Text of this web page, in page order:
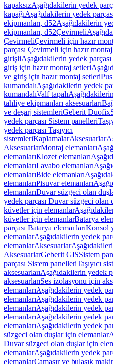
kapaksızAşağıdakilerin yedek
kapağıAşağıdakilerin yedek
ekipmanları, d52Aşağıdakilerin
ekipmanları, d52Çevirmeli
ÇevirmeliÇevirmeli için hazır
parçası Çevirmeli için hazır
girişliAşağıdakilerin yedek
giriş için hazır montaj setleri
ve giriş için hazır montaj setleri
kumandalıAşağıdakilerin yedek
kumandalıValf tapalı
tahliye ekipmanları aksesuarları
ve deşarj sistemleriGeberit Duofix
yedek parçası Sistem panelleri
yedek parçası Taşıyıcı
sistemleriKaplamalarAksesuarlar
AksesuarlarMontaj elemanları
elemanlarıKlozet elemanları
elemanlarıLavabo elemanları
elemanlarıBide elemanları
elemanlarıPisuvar elemanları
elemanlarıDuvar süzgeci olan
yedek parçası Duvar süzgeci olan
küvetler için elemanlar
küvetler için elemanlarBatarya
parçası Batarya elemanlarıKonsol
elemanlarAşağıdakilerin yedek
elemanlarAksesuarlar
AksesuarlarGeberit GISSistem
parçası Sistem panelleriTaşıyıcı
aksesuarlarıAşağıdakilerin yedek
aksesuarlarıSes izolasyonu için
elemanlarıAşağıdakilerin yedek
elemanlarıAşağıdakilerin yedek
elemanlarıAşağıdakilerin yedek
elemanlarıAşağıdakilerin yedek
elemanlarıAşağıdakilerin yedek
süzgeci olan duşlar için elemanlar
Duvar süzgeci olan duşlar için
elemanlarAşağıdakilerin yedek
elemanlarÇamaşır ve bulaşık